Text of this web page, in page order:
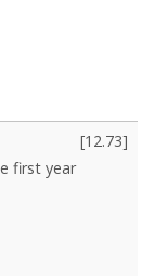
[12.73]
first year